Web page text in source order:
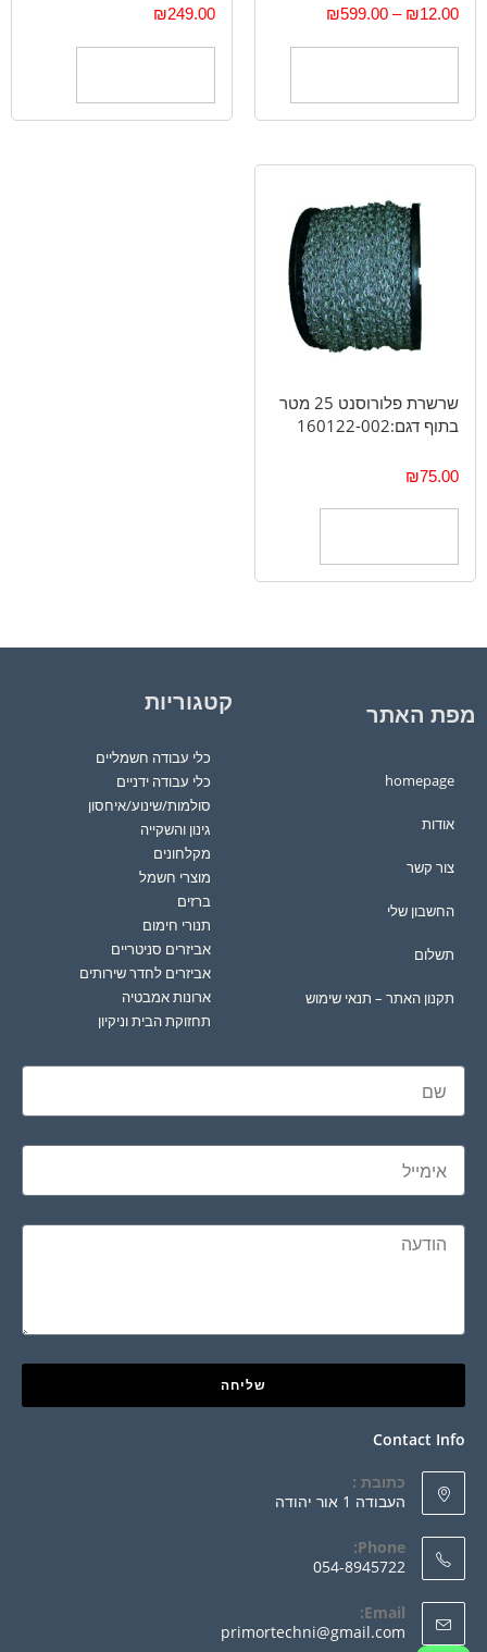
₪12.00
–
₪599.00
₪249.00
שרשרת פלורוסנט 25 מטר
בתוף דגם:160122-002
₪75.00
מפת האתר
homepage
אודות
צור קשר
החשבון שלי
תשלום
תקנון האתר – תנאי שימוש
קטגוריות
כלי עבודה חשמליים
כלי עבודה ידניים
סולמות/שינוע/איחסון
גינון והשקייה
מקלחונים
מוצרי חשמל
ברזים
תנורי חימום
אביזרים סניטריים
אביזרים לחדר שירותים
ארונות אמבטיה
תחזוקת הבית וניקיון
שליחה
Contact Info
כתובת :
העבודה 1 אור יהודה
Phone:
054-8945722
Email:
primortechni@gmail.com